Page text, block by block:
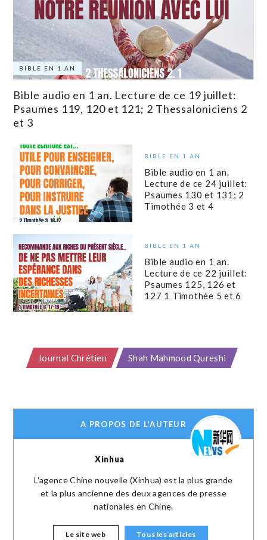
BIBLE EN 1 AN
Bible audio en 1 an. Lecture de ce 19 juillet:
Psaumes 119, 120 et 121; 2 Thessaloniciens 2
et 3
BIBLE EN 1 AN
Bible audio en 1 an.
Lecture de ce 24 juillet:
Psaumes 130 et 131; 2
Timothée 3 et 4
BIBLE EN 1 AN
Bible audio en 1 an.
Lecture de ce 22 juillet:
Psaumes 125, 126 et
127 1 Timothée 5 et 6
Journal Chrétien Shah Mahmood Qureshi
A PROPOS DE L'AUTEUR
Xinhua
L'agence Chine nouvelle (Xinhua) est la plus grande
et la plus ancienne des deux agences de presse
nationales en Chine.
Le site web Tous les articles